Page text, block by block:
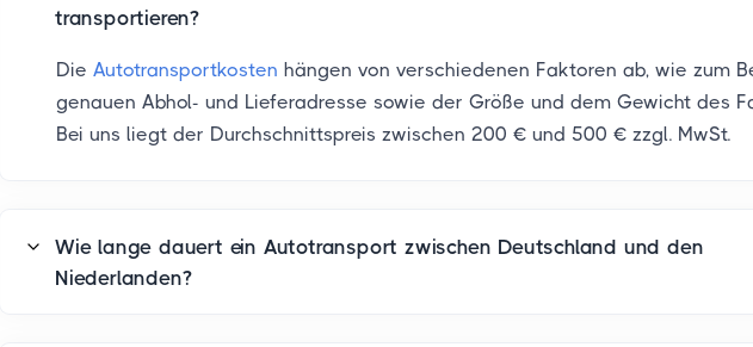
transportieren?
Die Autotransportkosten hängen von verschiedenen Faktoren ab, wie zum
genauen Abhol- und Lieferadresse sowie der Größe und dem Gewicht des
Bei uns liegt der Durchschnittspreis zwischen 200 € und 500 € zzgl. MwSt.
Wie lange dauert ein Autotransport zwischen Deutschland und den
Niederlanden?